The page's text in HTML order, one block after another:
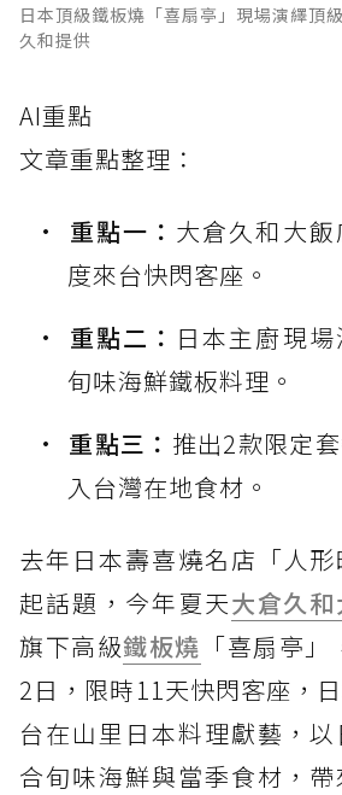
日本頂級鐵板燒「喜扇亭」現場演繹頂
久和提供
AI重點
文章重點整理：
重點一： 大倉久和大
度來台快閃客座。
重點二： 日本主廚現
旬味海鮮鐵板料理。
重點三： 推出2款限定
入台灣在地食材。
去年日本壽喜燒名店「人
起話題，今年夏天大倉久
旗下高級鐵板燒 「喜扇亭
2日，限時11天快閃客座，
台在山里日本料理獻藝，
合旬味海鮮與當季食材，